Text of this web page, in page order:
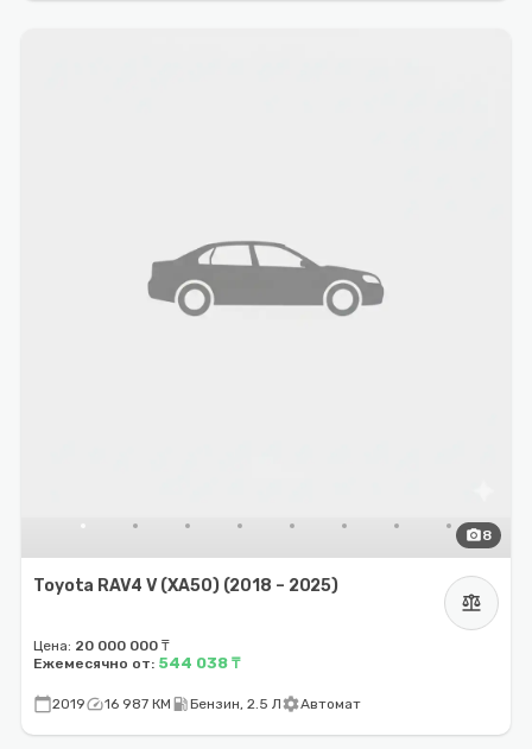
photo_camera8
Toyota RAV4 V (XA50) (2018 – 2025)
balance
Цена: 20 000 000 ₸
Ежемесячно от: 544 038 ₸
calendar_today2019speed16 987 КМ local_gas_stationБензин, 2.5 ЛsettingsАвтомат